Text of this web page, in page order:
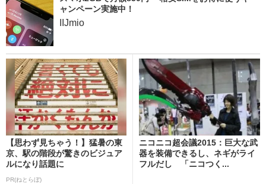
ャンペーン実施中！
IIJmio
【思わず見ちゃう！】猛暑の東
京、駅の階段が驚きのビジュア
ルになり話題に
PR(ねとらぼ)
ニコニコ超会議2015：巨大な武
器を装備できるし、ネギがライ
フルだし 「ニコつく...